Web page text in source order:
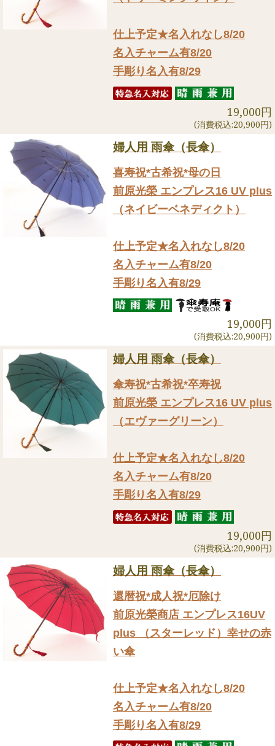
仕上予定★名入れなし8/20
名入チャーム有8/20
手彫り名入有8/29
19,000円
(消費税込:20,900円)
婦人用 雨傘（長傘）
喜寿祝*古希祝*母の日
前原光榮 エンプレス16 UV plus
（ネイビーベネディクト）
仕上予定★名入れなし8/20
名入チャーム有8/20
手彫り名入有8/29
19,000円
(消費税込:20,900円)
婦人用 雨傘（長傘）
傘寿祝*古希祝*卒寿祝
前原光榮 エンプレス16 UV plus
（エヴァーグリーン）
仕上予定★名入れなし8/20
名入チャーム有8/20
手彫り名入有8/29
19,000円
(消費税込:20,900円)
婦人用 雨傘（長傘）
還暦祝*成人祝*厄除け
前原光榮商店 エンプレス16UV
plus （スターレッド）幸せの赤
い傘
仕上予定★名入れなし8/20
名入チャーム有8/20
手彫り名入有8/29